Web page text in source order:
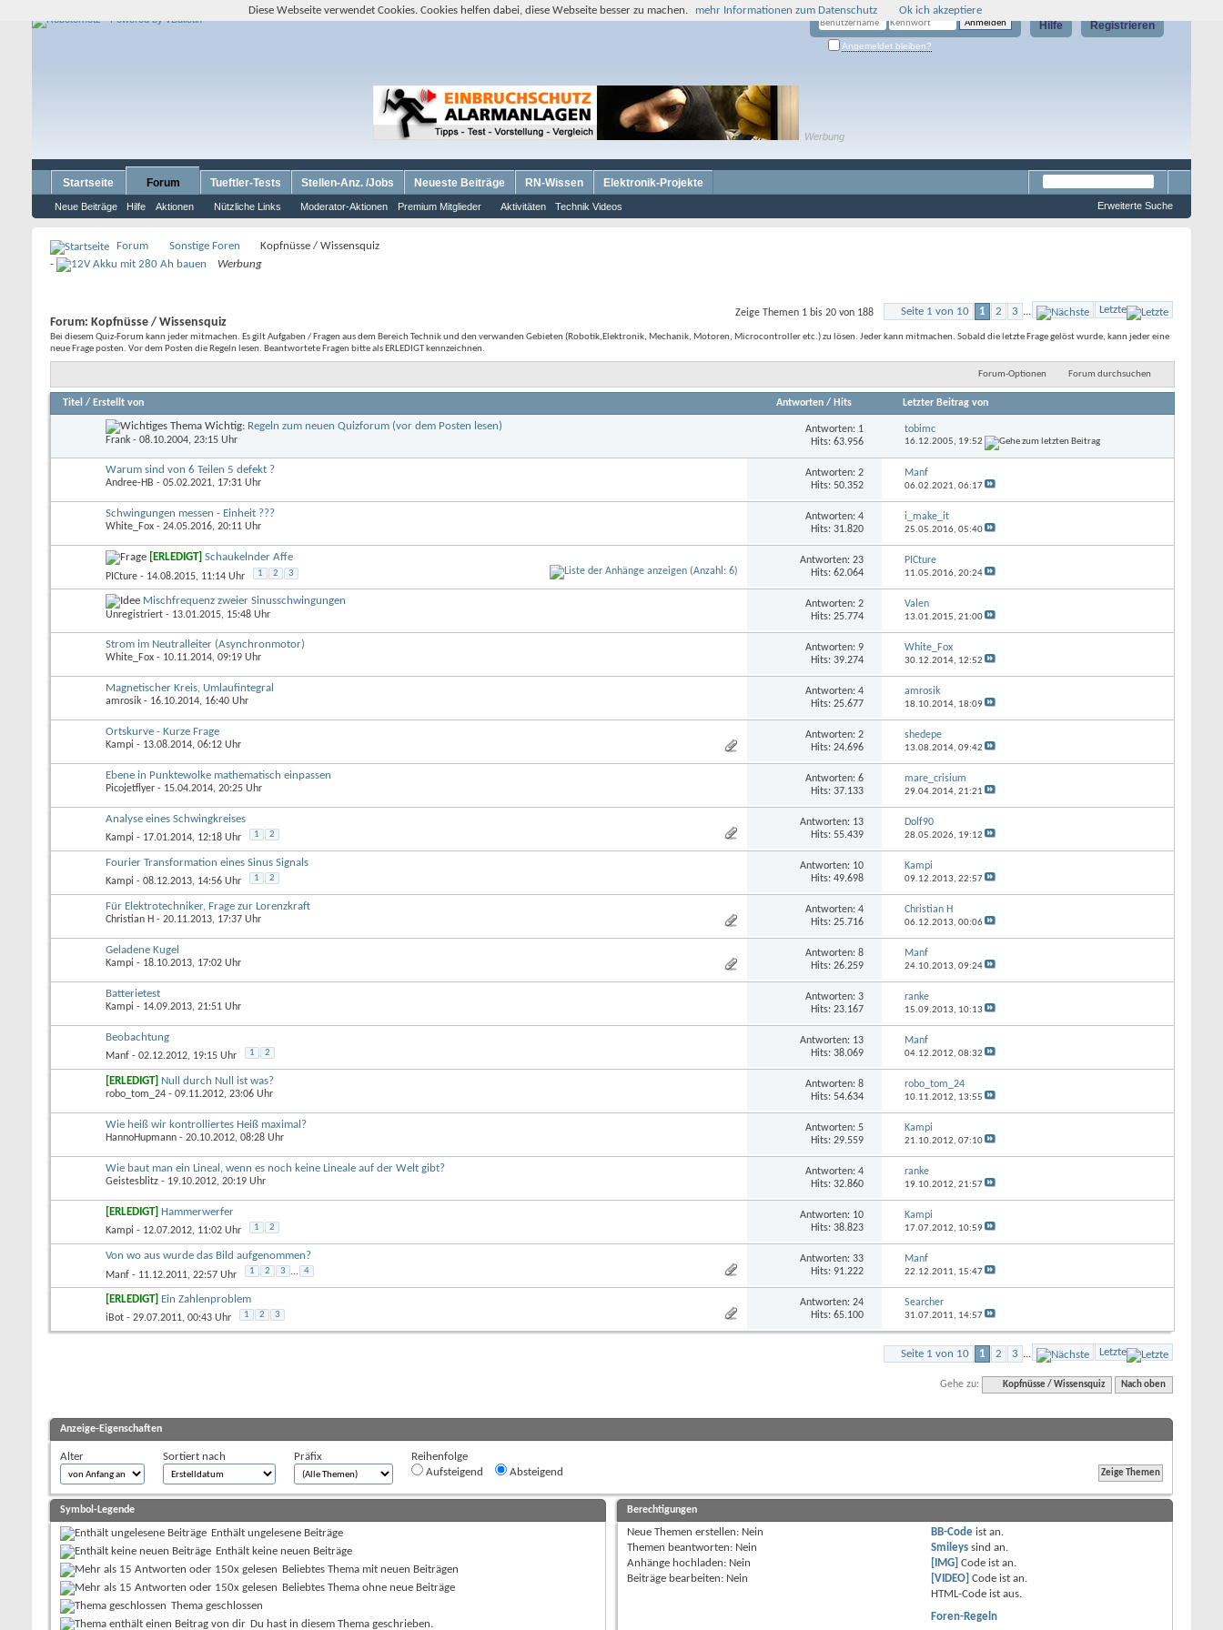
Registrieren
Hilfe
Angemeldet bleiben?
Werbung
Startseite Forum
Neue Beiträge Hilfe Aktionen Nützliche Links Moderator-Aktionen Premium Mitglieder Aktivitäten Technik Videos
Tueftler-Tests Stellen-Anz. /Jobs Neueste Beiträge RN-Wissen Elektronik-Projekte
Erweiterte Suche
Forum Sonstige Foren
Kopfnüsse / Wissensquiz
-
Werbung
Seite 1 von 10 1 2 3 ... Letzte
Zeige Themen 1 bis 20 von 188
Forum: Kopfnüsse / Wissensquiz
Bei diesem Quiz-Forum kann jeder mitmachen. Es gilt Aufgaben / Fragen aus dem Bereich Technik und den verwanden Gebieten (Robotik,Elektronik, Mechanik, Motoren, Microcontroller etc.) zu lösen. Jeder kann mitmachen. Sobald die letzte Frage gelöst wurde, kann jeder eine
neue Frage posten. Vor dem Posten die Regeln lesen. Beantwortete Fragen bitte als ERLEDIGT kennzeichnen.
Forum-Optionen Forum durchsuchen
Titel / Erstellt von Antworten/ Hits Letzter Beitrag von
Wichtig: Regeln zum neuen Quizforum (vor dem Posten lesen)
Frank - 08.10.2004, 23:15 Uhr
Antworten: 1
Hits: 63.956
tobimc
16.12.2005, 19:52
Warum sind von 6 Teilen 5 defekt ?
Andree-HB - 05.02.2021, 17:31 Uhr
Antworten: 2
Hits: 50.352
Manf
06.02.2021, 06:17
Schwingungen messen - Einheit ???
White_Fox - 24.05.2016, 20:11 Uhr
Antworten: 4
Hits: 31.820
i_make_it
25.05.2016, 05:40
[ERLEDIGT] Schaukelnder Affe
PICture - 14.08.2015, 11:14 Uhr 1 2 3
Antworten: 23
Hits: 62.064
PICture
11.05.2016, 20:24
Mischfrequenz zweier Sinusschwingungen
Unregistriert - 13.01.2015, 15:48 Uhr
Antworten: 2
Hits: 25.774
Valen
13.01.2015, 21:00
Strom im Neutralleiter (Asynchronmotor)
White_Fox - 10.11.2014, 09:19 Uhr
Antworten: 9
Hits: 39.274
White_Fox
30.12.2014, 12:52
Magnetischer Kreis, Umlaufintegral
amrosik - 16.10.2014, 16:40 Uhr
Antworten: 4
Hits: 25.677
amrosik
18.10.2014, 18:09
Ortskurve - Kurze Frage
Kampi - 13.08.2014, 06:12 Uhr
Antworten: 2
Hits: 24.696
shedepe
13.08.2014, 09:42
Ebene in Punktewolke mathematisch einpassen
Picojetflyer - 15.04.2014, 20:25 Uhr
Antworten: 6
Hits: 37.133
mare_crisium
29.04.2014, 21:21
Analyse eines Schwingkreises
Kampi - 17.01.2014, 12:18 Uhr 1 2
Antworten: 13
Hits: 55.439
Dolf90
28.05.2026, 19:12
Fourier Transformation eines Sinus Signals
Kampi - 08.12.2013, 14:56 Uhr 1 2
Antworten: 10
Hits: 49.698
Kampi
09.12.2013, 22:57
Für Elektrotechniker, Frage zur Lorenzkraft
Christian H - 20.11.2013, 17:37 Uhr
Antworten: 4
Hits: 25.716
Christian H
06.12.2013, 00:06
Geladene Kugel
Kampi - 18.10.2013, 17:02 Uhr
Antworten: 8
Hits: 26.259
Manf
24.10.2013, 09:24
Batterietest
Kampi - 14.09.2013, 21:51 Uhr
Antworten: 3
Hits: 23.167
ranke
15.09.2013, 10:13
Beobachtung
Manf - 02.12.2012, 19:15 Uhr 1 2
Antworten: 13
Hits: 38.069
Manf
04.12.2012, 08:32
[ERLEDIGT] Null durch Null ist was?
robo_tom_24 - 09.11.2012, 23:06 Uhr
Antworten: 8
Hits: 54.634
robo_tom_24
10.11.2012, 13:55
Wie heiß wir kontrolliertes Heiß maximal?
HannoHupmann - 20.10.2012, 08:28 Uhr
Antworten: 5
Hits: 29.559
Kampi
21.10.2012, 07:10
Wie baut man ein Lineal, wenn es noch keine Lineale auf der Welt gibt?
Geistesblitz - 19.10.2012, 20:19 Uhr
Antworten: 4
Hits: 32.860
ranke
19.10.2012, 21:57
[ERLEDIGT] Hammerwerfer
Kampi - 12.07.2012, 11:02 Uhr 1 2
Antworten: 10
Hits: 38.823
Kampi
17.07.2012, 10:59
Von wo aus wurde das Bild aufgenommen?
Manf - 11.12.2011, 22:57 Uhr 1 2 3 ... 4
Antworten: 33
Hits: 91.222
Manf
22.12.2011, 15:47
[ERLEDIGT] Ein Zahlenproblem
iBot - 29.07.2011, 00:43 Uhr 1 2 3
Antworten: 24
Hits: 65.100
Searcher
31.07.2011, 14:57
Seite 1 von 10 1 2 3 ... Letzte
Gehe zu: Kopfnüsse / Wissensquiz Nach oben
Anzeige-Eigenschaften
Alter Sortiert nach Präfix
Reihenfolge
Aufsteigend
Absteigend
Symbol-Legende
Enthält ungelesene Beiträge
Enthält keine neuen Beiträge
Beliebtes Thema mit neuen Beiträgen
Beliebtes Thema ohne neue Beiträge
Thema geschlossen
Du hast in diesem Thema geschrieben.
Berechtigungen
Neue Themen erstellen: Nein
Themen beantworten: Nein
Anhänge hochladen: Nein
Beiträge bearbeiten: Nein
BB-Code istan.
Smileys sindan.
[IMG] Code istan.
[VIDEO] Code istan.
HTML-Code istaus.
Foren-Regeln
Diese Webseite verwendet Cookies. Cookies helfen dabei, diese Webseite besser zu machen. mehr Informationen zum Datenschutz Ok ich akzeptiere